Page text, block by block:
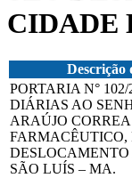
CIDADE
Descrição
PORTARIA N°
DIÁRIAS AO
ARAÚJO CORREA
FARMACÊUTICO,
SÃO LUÍS – MA.